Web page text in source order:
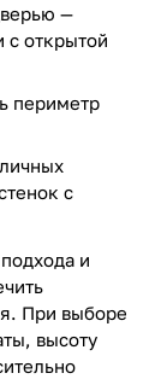
—
с открытой
периметр
с
и
При выборе
высоту